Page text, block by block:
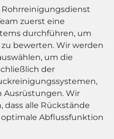
zuerst eine
durchführen, um
bewerten. Wir werden
um die
der
Ausrüstungen. Wir
dass alle Rückstände
Abflussfunktion